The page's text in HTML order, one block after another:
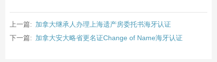
上一篇: 加拿大继承人办理上海遗产房委托书海牙认证
下一篇: 加拿大安大略省更名证Change of Name海牙认证